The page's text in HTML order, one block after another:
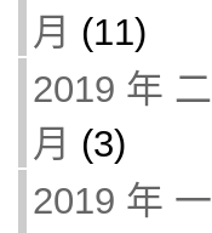
月 (11)
2019 年 二
月 (3)
2019 年 一